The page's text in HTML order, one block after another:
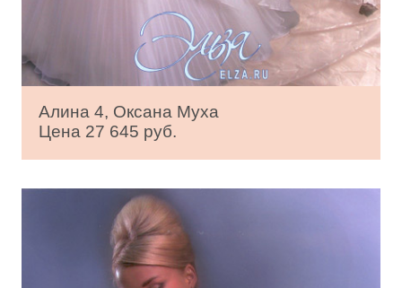
Алина 4, Оксана Муха
Цена 27 645 руб.